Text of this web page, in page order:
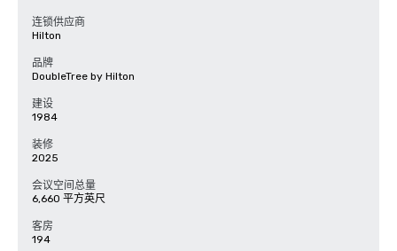
连锁供应商
Hilton
品牌
DoubleTree by Hilton
建设
1984
装修
2025
会议空间总量
6,660 平方英尺
客房
194